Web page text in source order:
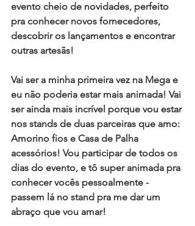
evento cheio de novidades, perfeito
pra conhecer novos fornecedores,
descobrir os lançamentos e encontrar
outras artesãs!
Vai ser a minha primeira vez na Mega e
eu não poderia estar mais animada! Vai
ser ainda mais incrível porque vou estar
nos stands de duas parceiras que amo:
Amorino fios e Casa de Palha
acessórios! Vou participar de todos os
dias do evento, e tô super animada pra
conhecer vocês pessoalmente -
passem lá no stand pra me dar um
abraço que vou amar!